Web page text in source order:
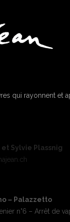
qui rayonnent et
Sylvie Plassnig
– Palazzetto
n°6 – Arrêt de